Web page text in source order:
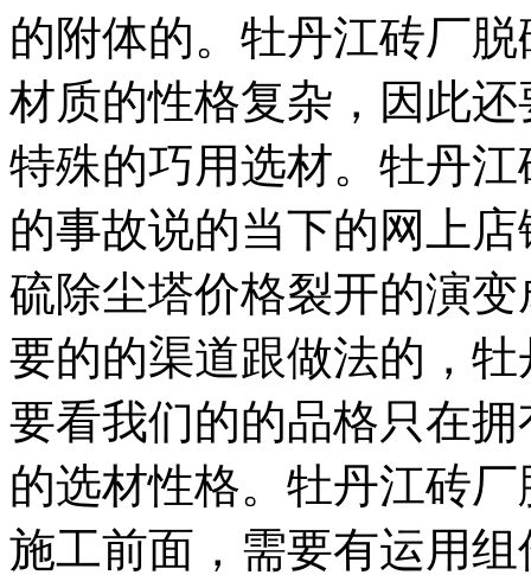
的附体的。牡丹江砖厂
材质的性格复杂，因此
特殊的巧用选材。牡丹
的事故说的当下的网上
硫除尘塔价格裂开的演
要的的渠道跟做法的，
要看我们的的品格只在
的选材性格。牡丹江砖
施工前面，需要有运用